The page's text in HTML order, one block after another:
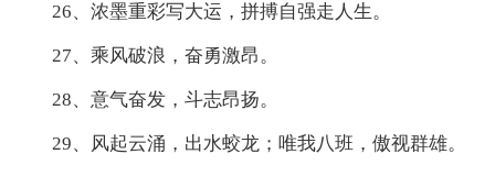
26、浓墨重彩写大运，拼搏自强走人生。
27、乘风破浪，奋勇激昂。
28、意气奋发，斗志昂扬。
29、风起云涌，出水蛟龙；唯我八班，傲视群雄。